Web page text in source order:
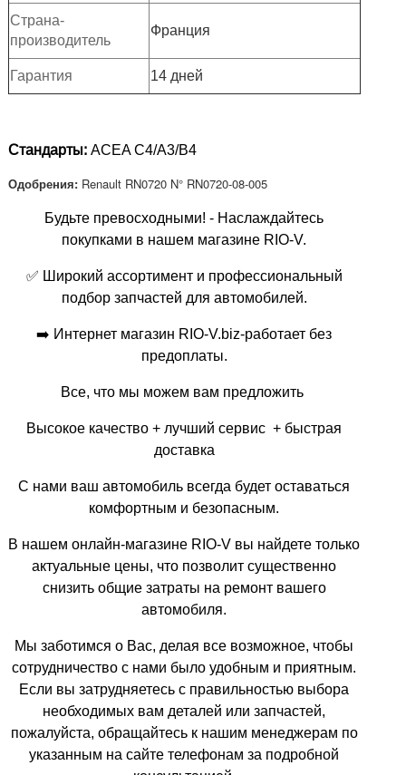
Страна-
производитель
Франция
Гарантия
14 дней
П
н
е
:
t
t
s
/
/
o
z
t
k
a
.
o
m
.
u
a
/
Стандарты: ACEA С4/А3/В4
Одобрения: Renault RN0720 N° RN0720-08-005
Будьте превосходными! - Наслаждайтесь
покупками в нашем магазине RIO-V.
✅ Широкий ассортимент и профессиональный
подбор запчастей для автомобилей.
➡️ Интернет магазин RIO-V.biz-работает без
предоплаты.
Все, что мы можем вам предложить
Высокое качество + лучший сервис + быстрая
доставка
С нами ваш автомобиль всегда будет оставаться
комфортным и безопасным.
В нашем онлайн-магазине RIO-V вы найдете только
актуальные цены, что позволит существенно
снизить общие затраты на ремонт вашего
автомобиля.
Мы заботимся о Вас, делая все возможное, чтобы
сотрудничество с нами было удобным и приятным.
Если вы затрудняетесь с правильностью выбора
необходимых вам деталей или запчастей,
пожалуйста, обращайтесь к нашим менеджерам по
указанным на сайте телефонам за подробной